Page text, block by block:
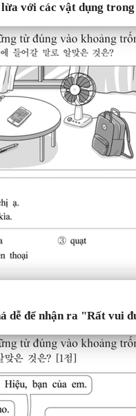
với các vật dụng trong
dễ để nhận ra "Rất vui